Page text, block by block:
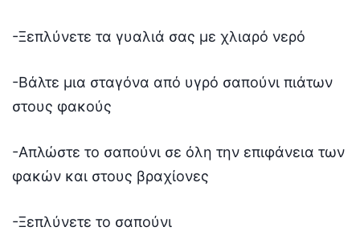
-Ξεπλύνετε τα γυαλιά σας με χλιαρό νερό
-Βάλτε μια σταγόνα από υγρό σαπούνι πιάτων
στους φακούς
-Απλώστε το σαπούνι σε όλη την επιφάνεια των
φακών και στους βραχίονες
-Ξεπλύνετε το σαπούνι